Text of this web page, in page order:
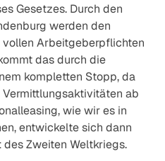
Gesetzes. Durch den
werden den
vollen Arbeitgeberpflichten
das durch die
kompletten Stopp, da
ab
wie wir es in
entwickelte sich dann
des Zweiten Weltkriegs.